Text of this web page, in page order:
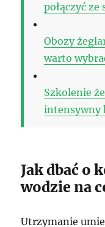
połączyć
Obozy
warto
Szkolenie
intensywny
Jak dbać o
wodzie na
Utrzymanie